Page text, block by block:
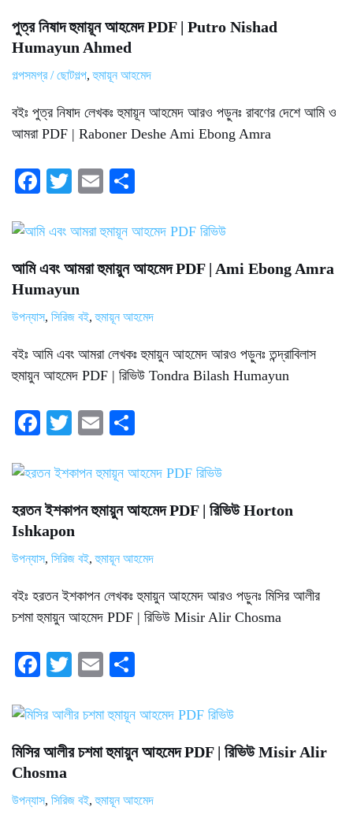
পুত্র নিষাদ হুমায়ূন আহমেদ PDF | Putro Nishad
Humayun Ahmed
গল্পসমগ্র / ছোটগল্প,হুমায়ূন আহমেদ
বইঃ পুত্র নিষাদ লেখকঃ হুমায়ূন আহমেদ আরও পড়ুনঃ রাবণের দেশে আমি ও
আমরা PDF | Raboner Deshe Ami Ebong Amra
Fa
bo
ok
T
tte
r
E
ail re
আমি এবং আমরা হুমায়ুন আহমেদ PDF | Ami Ebong Amra
Humayun
উপন্যাস, সিরিজ বই,হুমায়ূন আহমেদ
বইঃ আমি এবং আমরা লেখকঃ হুমায়ুন আহমেদ আরও পড়ুনঃ তন্দ্রাবিলাস
হুমায়ুন আহমেদ PDF | রিভিউ Tondra Bilash Humayun
Fa
bo
ok
T
tte
r
E
ail re
হরতন ইশকাপন হুমায়ুন আহমেদ PDF | রিভিউ Horton
Ishkapon
উপন্যাস, সিরিজ বই,হুমায়ূন আহমেদ
বইঃ হরতন ইশকাপন লেখকঃ হুমায়ুন আহমেদ আরও পড়ুনঃ মিসির আলীর
চশমা হুমায়ুন আহমেদ PDF | রিভিউ Misir Alir Chosma
Fa
bo
ok
T
tte
E
ail re
মিসির আলীর চশমা হুমায়ুন আহমেদ PDF | রিভিউ Misir Alir
Chosma
উপন্যাস, সিরিজ বই,হুমায়ূন আহমেদ